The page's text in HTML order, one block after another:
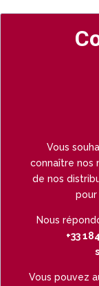
Vous
connaître nos
de nos
pour
Nous
+33
Vous pouvez